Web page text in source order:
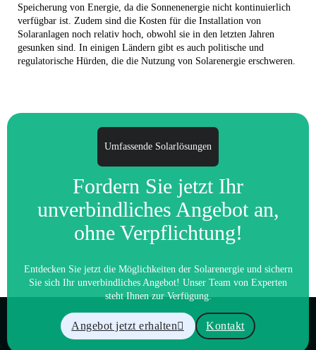
Speicherung von Energie, da die Sonnenenergie nicht kontinuierlich
verfügbar ist. Zudem sind die Kosten für die Installation von
Solaranlagen noch relativ hoch, obwohl sie in den letzten Jahren
gesunken sind. In einigen Ländern gibt es auch politische und
regulatorische Hürden, die die Nutzung von Solarenergie erschweren.
Umfassende Solarlösungen
Fordern Sie jetzt Ihr
unverbindliches Angebot an,
ohne Verpflichtung!
Entdecken Sie jetzt die Möglichkeiten der Solarenergie und sichern
Sie sich Ihr unverbindliches Angebot! Unser Team von Experten
steht Ihnen zur Verfügung.
Angebot jetzt erhalten Kontakt